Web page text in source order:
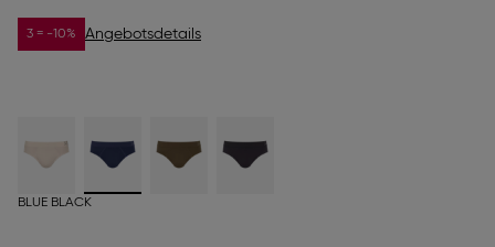
3 = -10% Angebotsdetails
BLUE BLACK